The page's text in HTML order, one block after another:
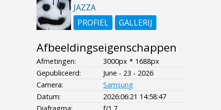
JAZZA
PROFIEL
GALLERIJ
Afbeeldingseigenschappen
Afmetingen:
3000px * 1688px
Gepubliceerd:
June - 23 - 2026
Camera:
Samsung
Datum:
2026:06:21 14:58:47